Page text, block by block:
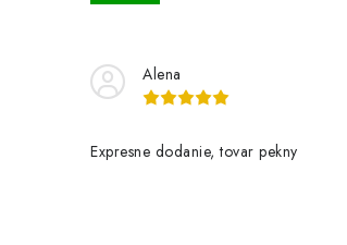
Alena
Expresne dodanie, tovar pekny